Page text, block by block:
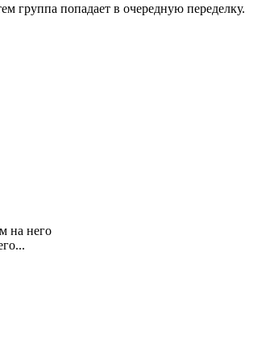
группа попадает в очередную переделку.
на него